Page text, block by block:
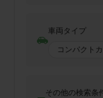
車両タイプ
コンパクト
その他の検索条件